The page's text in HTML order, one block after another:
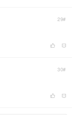
29#
30#